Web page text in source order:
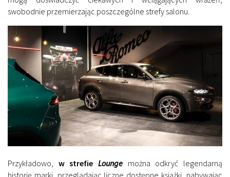
swobodnie przemierzając poszczególne strefy salonu.
Przykładowo, w strefieLounge można odkryć legendarną